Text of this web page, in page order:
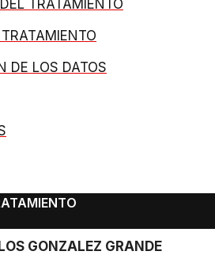
TRATAMIENTO
DE LOS DATOS
GONZALEZ GRANDE